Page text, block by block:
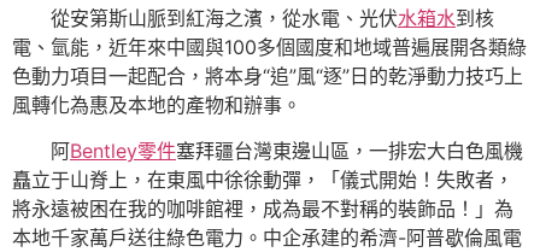
從安第斯山脈到紅海之濱，從水電、光伏水箱水到核
電、氫能，近年來中國與100多個國度和地域普遍展開各類綠
色動力項目一起配合，將本身“追”風“逐”日的乾淨動力技巧上
風轉化為惠及本地的產物和辦事。
阿Bentley零件塞拜疆台灣東邊山區，一排宏大白色風機
矗立于山脊上，在東風中徐徐動彈，「儀式開始！失敗者，
將永遠被困在我的咖啡館裡，成為最不對稱的裝飾品！」為
本地千家萬戶送往綠色電力。中企承建的希濟-阿普歇倫風電